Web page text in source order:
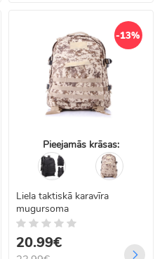
-13%
Pieejamās krāsas:
Liela taktiskā karavīra
mugursoma
20.99€